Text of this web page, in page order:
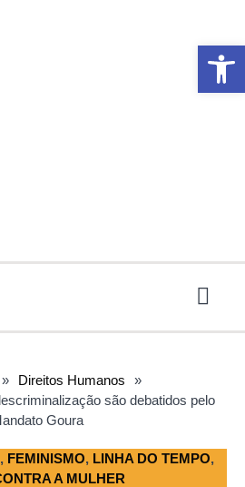
Abrir
» Direitos Humanos
»
são debatidos pelo
Goura
, FEMINISMO, LINHA DO TEMPO,
A MULHER